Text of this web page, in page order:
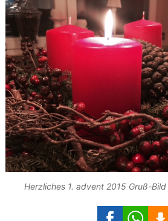
Herzliches 1. advent 2015 Gruß-